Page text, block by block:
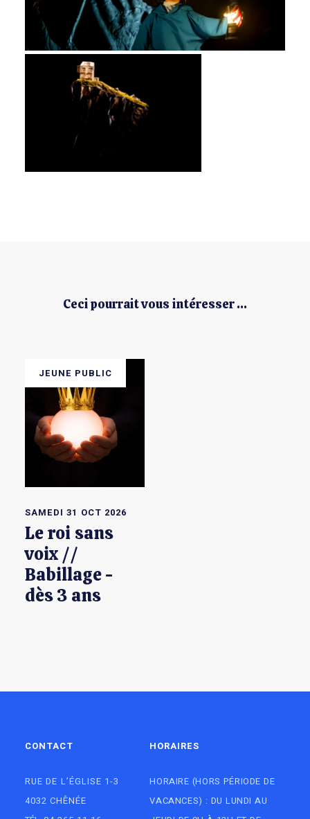
Ceci pourrait vous intéresser ...
JEUNE PUBLIC
SAMEDI 31 OCT 2026
Le roi sans
voix //
Babillage -
dès 3 ans
CONTACT
RUE DE L’ÉGLISE 1-3
4032 CHÊNÉE
HORAIRES
HORAIRE (HORS PÉRIODE DE
VACANCES) : DU LUNDI AU